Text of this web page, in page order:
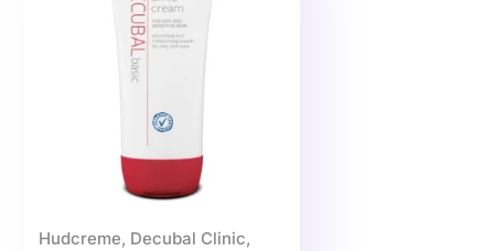
Hudcreme, Decubal Clinic,